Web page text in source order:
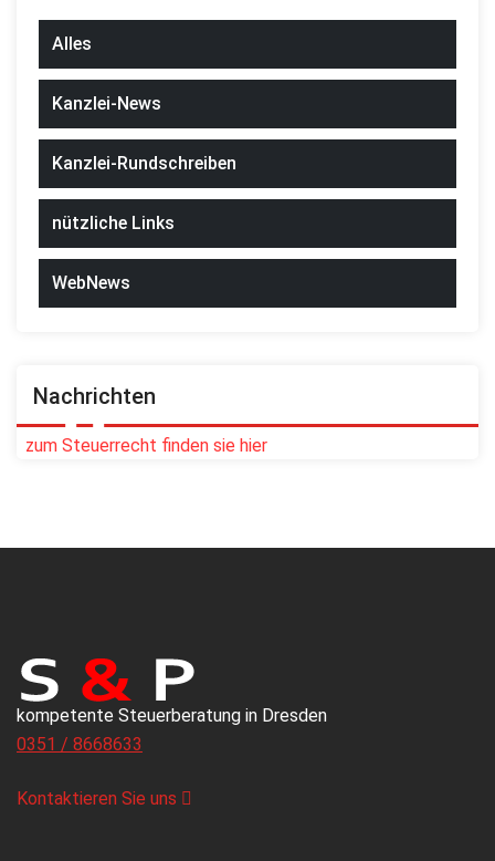
Alles
Kanzlei-News
Kanzlei-Rundschreiben
nützliche Links
WebNews
Nachrichten
zum Steuerrecht finden sie hier
kompetente Steuerberatung in Dresden
0351 / 8668633
Kontaktieren Sie uns